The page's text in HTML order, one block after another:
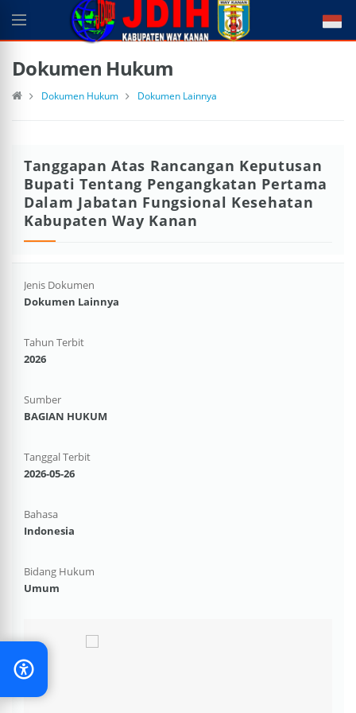
Dokumen Hukum
Dokumen Hukum Dokumen Lainnya
Tanggapan Atas Rancangan Keputusan
Bupati Tentang Pengangkatan Pertama
Dalam Jabatan Fungsional Kesehatan
Kabupaten Way Kanan
Jenis Dokumen
Dokumen Lainnya
Tahun Terbit
2026
Sumber
BAGIAN HUKUM
Tanggal Terbit
2026-05-26
Bahasa
Indonesia
Bidang Hukum
Umum